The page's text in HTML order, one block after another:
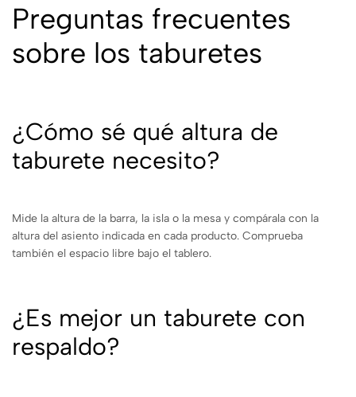
Preguntas frecuentes
sobre los taburetes
¿Cómo sé qué altura de
taburete necesito?
Mide la altura de la barra, la isla o la mesa y compárala con la
altura del asiento indicada en cada producto. Comprueba
también el espacio libre bajo el tablero.
¿Es mejor un taburete con
respaldo?